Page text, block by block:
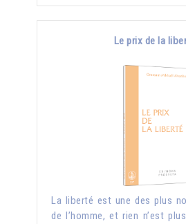
Le prix de la
La liberté est une des plus
de l’homme, et rien n’est